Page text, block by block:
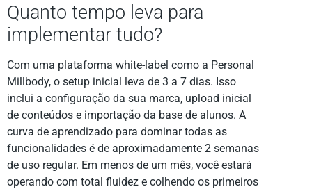
Quanto tempo leva para
implementar tudo?
Com uma plataforma white-label como a Personal
Millbody, o setup inicial leva de 3 a 7 dias. Isso
inclui a configuração da sua marca, upload inicial
de conteúdos e importação da base de alunos. A
curva de aprendizado para dominar todas as
funcionalidades é de aproximadamente 2 semanas
de uso regular. Em menos de um mês, você estará
operando com total fluidez e colhendo os primeiros